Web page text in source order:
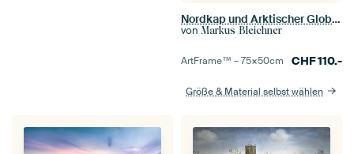
Nordkap und Arktischer Globus Sonnenuntergang Farben des nördlichen Horizonts
von Markus Bleichner
ArtFrame™ –75×50cm CHF110.-
Größe & Material selbst wählen